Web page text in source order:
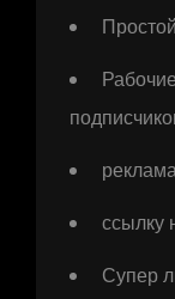
ссылку
Супер